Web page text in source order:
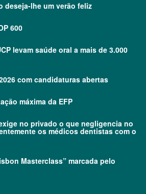
deseja-lhe um verão feliz
600
levam saúde oral a mais de 3.000
com candidaturas abertas
máxima da EFP
no privado o que negligencia no
os médicos dentistas com o
Masterclass” marcada pelo